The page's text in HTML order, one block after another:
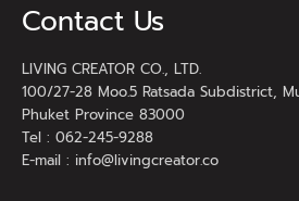
Contact Us
LIVING CREATOR CO., LTD.
100/27-28 Moo.5 Ratsada Subdistrict,
Phuket Province 83000
Tel : 062-245-9288
E-mail : info@livingcreator.co